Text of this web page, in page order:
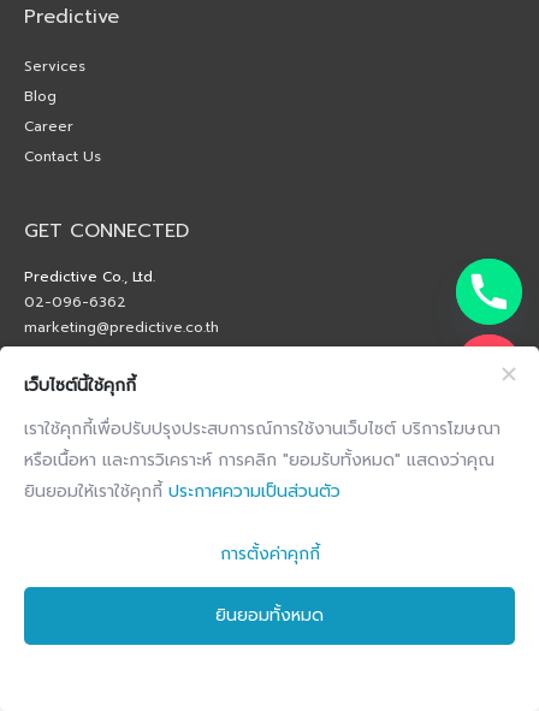
Predictive
Services
Blog
Career
Contact Us
GET CONNECTED
Predictive Co., Ltd.
02-096-6362
marketing@predictive.co.th
Copyright © 2026 by Predictive Co., Ltd. All Right Reserved.
เว็บไซต์นี้ใช้คุกกี้
เราใช้คุกกี้เพื่อปรับปรุงประสบการณ์การใช้งานเว็บไซต์ บริการโฆษณา
หรือเนื้อหา และการวิเคราะห์ การคลิก "ยอมรับทั้งหมด" แสดงว่าคุณ
ยินยอมให้เราใช้คุกกี้ ประกาศความเป็นส่วนตัว
การตั้งค่าคุกกี้
ยินยอมทั้งหมด